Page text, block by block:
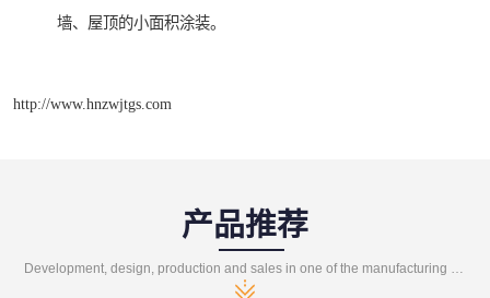
墙、屋顶的小面积涂装。
http://www.hnzwjtgs.com
产品推荐
Development, design, production and sales in one of the manufacturing enterprises